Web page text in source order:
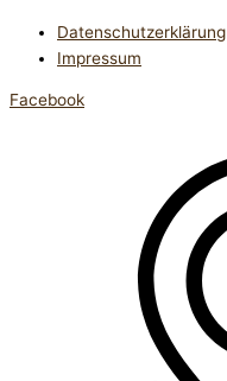
Datenschutzerklärung
Impressum
Facebook